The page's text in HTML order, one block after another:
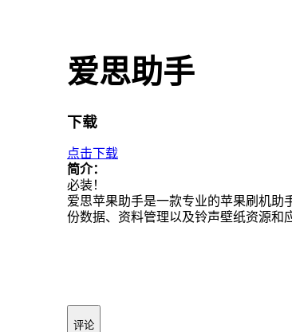
爱思助手
下载
点击下载
简介：
必装！
爱思苹果助手是一款专业的苹果刷机助
份数据、资料管理以及铃声壁纸资源和
评论